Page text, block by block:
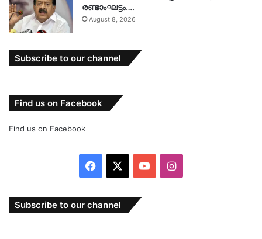
രണ്ടാംഘട്ടം….
August 8, 2026
Subscribe to our channel
Find us on Facebook
Find us on Facebook
Facebook YouTubeInstagram
Subscribe to our channel